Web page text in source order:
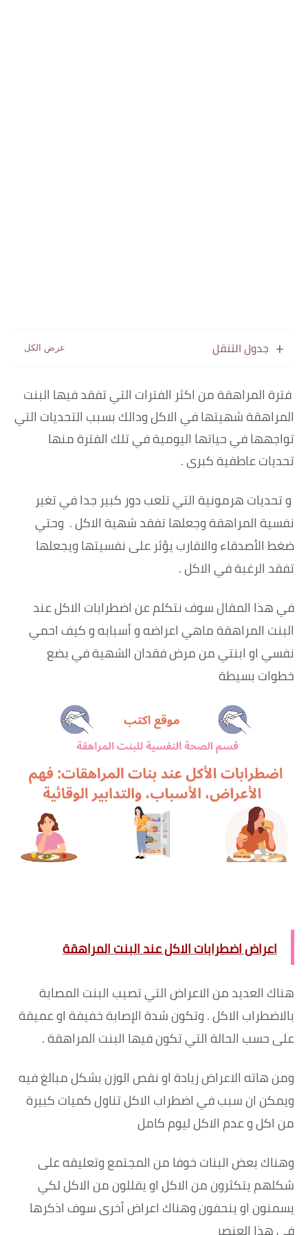
جدول التنقل
فترة المراهقة من اكثر الفترات التي تفقد فيها البنت
المراهقة شهيتها في الاكل ودالك بسبب التحديات التي
تواجهها في حياتها اليومية في تلك الفترة منها
تحديات عاطفية كبرى .
و تحديات هرمونية التي تلعب دور كبير جدا في تغير
نفسية المراهقة وجعلها تفقد شهية الاكل . وحتي
ضغط الأصدقاء والاقارب يؤثر على نفسيتها ويجعلها
تفقد الرغبة في الاكل .
في هذا المقال سوف نتكلم عن اضطرابات الاكل عند
البنت المراهقة ماهي اعراضه و أسبابه و كيف احمي
نفسي او ابنتي من مرض فقدان الشهيةفي بضع
خطوات بسيطة
اعراض اضطرابات الاكل عند البنت المراهقة
هناك العديد من الاعراض التي تصيب البنت المصابة
بالاضطراب الاكل . وتكون شدة الإصابة خفيفة او عميقة
على حسب الحالة التي تكون فيها البنت المراهقة .
ومن هاته الاعراض زيادة او نقص الوزن بشكل مبالغ فيه
ويمكن ان سبب في اضطراب الاكل تناول كميات كبيرة
من اكل و عدم الاكل ليوم كامل
وهناك بعض البنات خوفا من المجتمع وتعليقه على
شكلهم يتكثرون من الاكل او يقللون من الاكل لكي
يسمنون او ينحفون وهناك اعراض أخرى سوف اذكرها
في هذا العنصر